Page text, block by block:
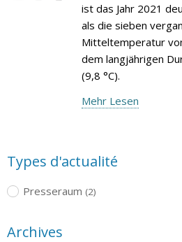
ist das Jahr 2021
als die sieben
Mitteltemperatur
dem langjährigen
(9,8 °C).
Mehr Lesen
Types d'actualité
Presseraum (2)
Archives